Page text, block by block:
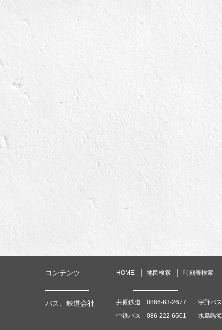
コンテンツ HOME 地図検索 時刻表検索
バス、鉄道会社 井原鉄道 0866-63-2677 宇野バ
中鉄バス 086-222-6601
水島臨